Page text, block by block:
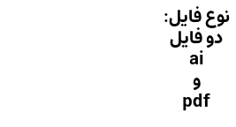
نوع فایل:
دو فایل
ai
و
pdf